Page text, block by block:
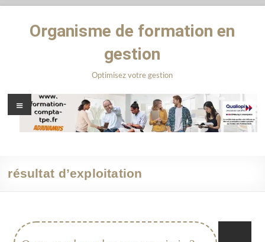
Organisme de formation en
gestion
Optimisez votre gestion
résultat d’exploitation